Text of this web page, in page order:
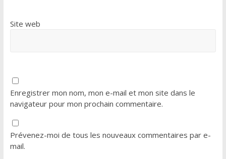
Site web
Enregistrer mon nom, mon e-mail et mon site dans le
navigateur pour mon prochain commentaire.
Prévenez-moi de tous les nouveaux commentaires par e-
mail.